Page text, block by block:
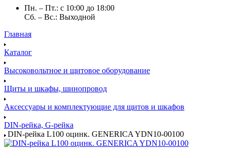
Пн. – Пт.: с 10:00 до 18:00
Сб. – Вс.: Выходной
Главная
Каталог
Высоковольтное и щитовое оборудование
Щиты и шкафы, шинопровод
Аксессуары и комплектующие для щитов и шкафов
DIN-рейка, G-рейка
DIN-рейка L100 оцинк. GENERICA YDN10-00100